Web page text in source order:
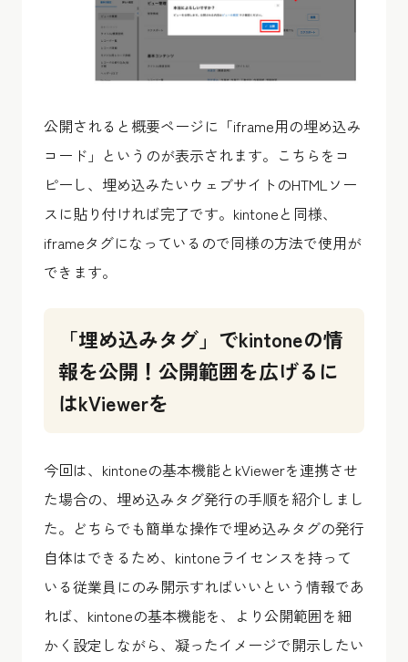
公開されると概要ページに「iframe用の埋め込み
コード」というのが表示されます。こちらをコ
ピーし、埋め込みたいウェブサイトのHTMLソー
スに貼り付ければ完了です。kintoneと同様、
iframeタグになっているので同様の方法で使用が
できます。
「埋め込みタグ」でkintoneの情
報を公開！公開範囲を広げるに
はkViewerを
今回は、kintoneの基本機能とkViewerを連携させ
た場合の、埋め込みタグ発行の手順を紹介しまし
た。どちらでも簡単な操作で埋め込みタグの発行
自体はできるため、kintoneライセンスを持って
いる従業員にのみ開示すればいいという情報であ
れば、kintoneの基本機能を、より公開範囲を細
かく設定しながら、凝ったイメージで開示したい